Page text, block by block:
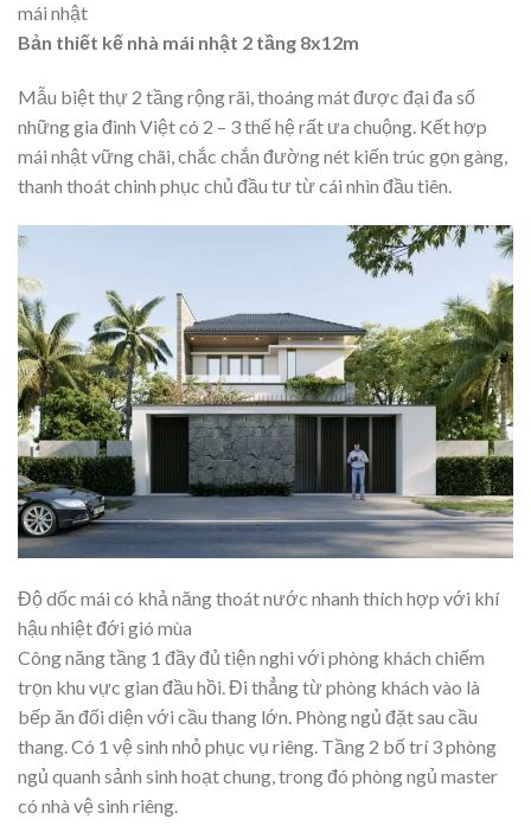
mái nhật
Bản thiết kế nhà mái nhật 2 tầng 8x12m
Mẫu biệt thự 2 tầng rộng rãi, thoáng mát được đại đa số
những gia đình Việt có 2 – 3 thế hệ rất ưa chuộng. Kết hợp
mái nhật vững chãi, chắc chắn đường nét kiến trúc gọn gàng,
thanh thoát chinh phục chủ đầu tư từ cái nhìn đầu tiên.
Độ dốc mái có khả năng thoát nước nhanh thích hợp với khí
hậu nhiệt đới gió mùa
Công năng tầng 1 đầy đủ tiện nghi với phòng khách chiếm
trọn khu vực gian đầu hồi. Đi thẳng từ phòng khách vào là
bếp ăn đối diện với cầu thang lớn. Phòng ngủ đặt sau cầu
thang. Có 1 vệ sinh nhỏ phục vụ riêng. Tầng 2 bố trí 3 phòng
ngủ quanh sảnh sinh hoạt chung, trong đó phòng ngủ master
có nhà vệ sinh riêng.